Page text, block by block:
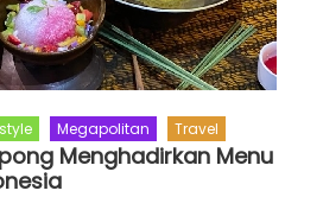
Megapolitan Travel
Menghadirkan Menu